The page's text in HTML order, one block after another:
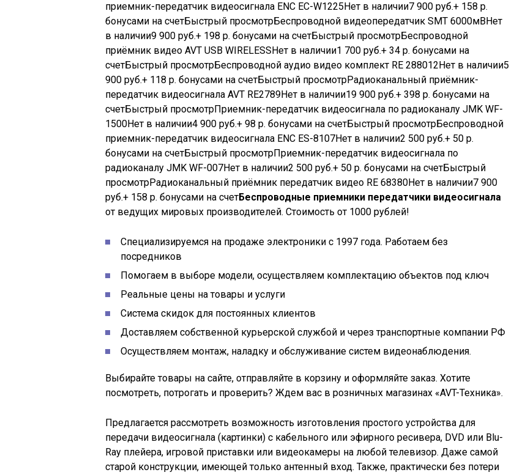
приемник-передатчик видеосигнала ENC EC-W1225Нет в наличии7 900 руб.+ 158 р.
бонусами на счетБыстрый просмотрБеспроводной видеопередатчик SMT 6000мВНет
в наличии9 900 руб.+ 198 р. бонусами на счетБыстрый просмотрБеспроводной
приёмник видео AVT USB WIRELESSНет в наличии1 700 руб.+ 34 р. бонусами на
счетБыстрый просмотрБеспроводной аудио видео комплект RE 288012Нет в наличии5
900 руб.+ 118 р. бонусами на счетБыстрый просмотрРадиоканальный приёмник-
передатчик видеосигнала AVT RE2789Нет в наличии19 900 руб.+ 398 р. бонусами на
счетБыстрый просмотрПриемник-передатчик видеосигнала по радиоканалу JMK WF-
1500Нет в наличии4 900 руб.+ 98 р. бонусами на счетБыстрый просмотрБеспроводной
приемник-передатчик видеосигнала ENC ES-8107Нет в наличии2 500 руб.+ 50 р.
бонусами на счетБыстрый просмотрПриемник-передатчик видеосигнала по
радиоканалу JMK WF-007Нет в наличии2 500 руб.+ 50 р. бонусами на счетБыстрый
просмотрРадиоканальный приёмник передатчик видео RE 68380Нет в наличии7 900
руб.+ 158 р. бонусами на счетБеспроводные приемники передатчики видеосигнала
от ведущих мировых производителей. Стоимость от 1000 рублей!
Специализируемся на продаже электроники с 1997 года. Работаем без
посредников
Помогаем в выборе модели, осуществляем комплектацию объектов под ключ
Реальные цены на товары и услуги
Система скидок для постоянных клиентов
Доставляем собственной курьерской службой и через транспортные компании РФ
Осуществляем монтаж, наладку и обслуживание систем видеонаблюдения.
Выбирайте товары на сайте, отправляйте в корзину и оформляйте заказ. Хотите
посмотреть, потрогать и проверить? Ждем вас в розничных магазинах «AVT-Техника».
Предлагается рассмотреть возможность изготовления простого устройства для
передачи видеосигнала (картинки) с кабельного или эфирного ресивера, DVD или Blu-
Ray плейера, игровой приставки или видеокамеры на любой телевизор. Даже самой
старой конструкции, имеющей только антенный вход. Также, практически без потери